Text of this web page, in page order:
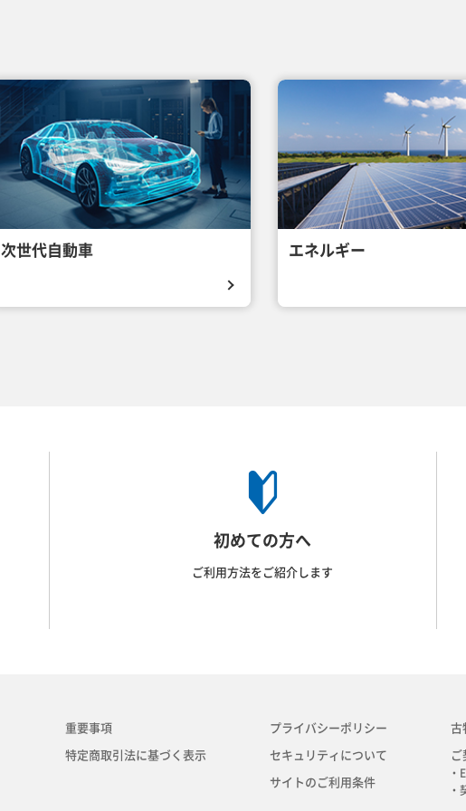
次世代自動車 エネルギー
初めての方へ
ご利用方法をご紹介します
重要事項
特定商取引法に基づく表示
プライバシーポリシー
セキュリティについて
サイトのご利用条件
古
ご
・
・